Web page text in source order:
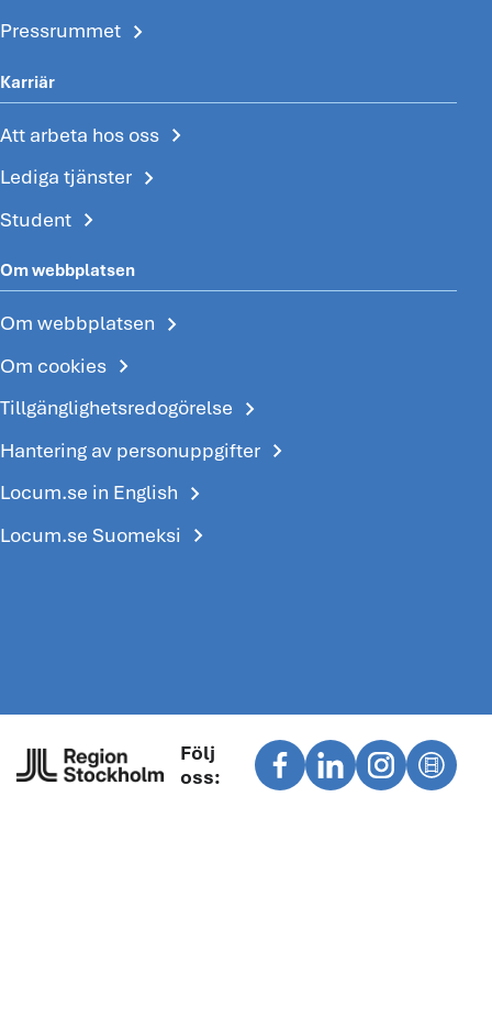
Pressrummet chevron_right
Karriär
Att arbeta hos oss chevron_right
Lediga tjänster chevron_right
Student chevron_right
Om webbplatsen
Om webbplatsen chevron_right
Om cookies chevron_right
Tillgänglighetsredogörelse chevron_right
Hantering av personuppgifter chevron_right
Locum.se in English chevron_right
Locum.se Suomeksi chevron_right
Följ
oss: